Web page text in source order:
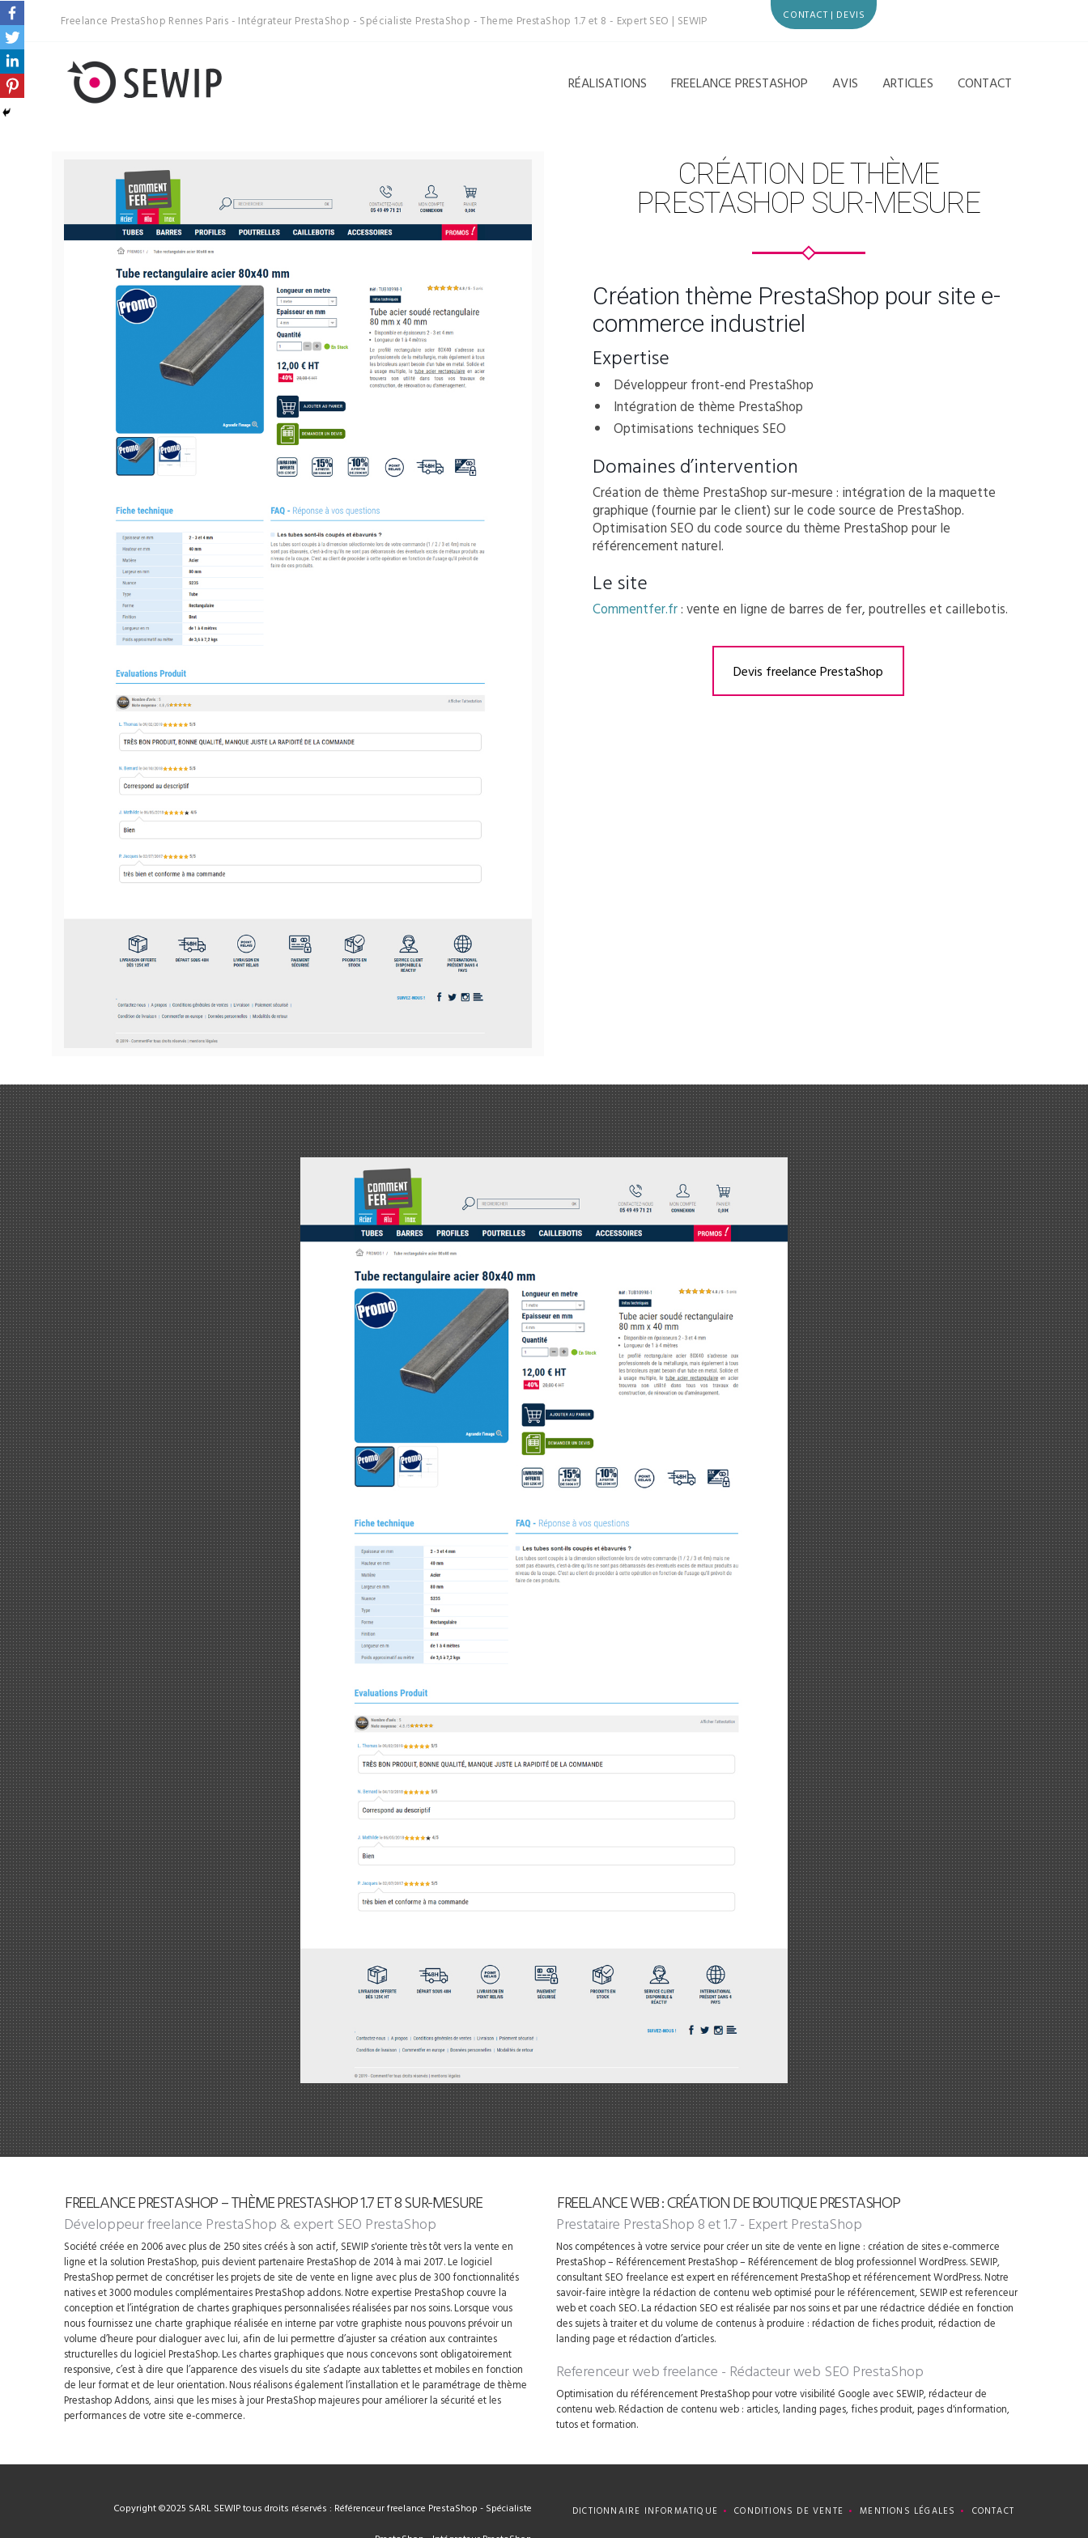
Freelance PrestaShop Rennes Paris - Intégrateur PrestaShop - Spécialiste PrestaShop - Theme PrestaShop 1.7 et 8 - Expert SEO | SEWIP CONTACT | DEVIS
RÉALISATIONS FREELANCE PRESTASHOP AVIS ARTICLES CONTACT
CRÉATION DE THÈME
PRESTASHOP SUR-MESURE
Création thème PrestaShop pour site e-
commerce industriel
Expertise
Développeur front-end PrestaShop
Intégration de thème PrestaShop
Optimisations techniques SEO
Domaines d’intervention
Création de thème PrestaShop sur-mesure : intégration de la maquette
graphique (fournie par le client) sur le code source de PrestaShop.
Optimisation SEO du code source du thème PrestaShop pour le
référencement naturel.
Le site
Commentfer.fr: vente en ligne de barres de fer, poutrelles et caillebotis.
Devis freelance PrestaShop
FREELANCE PRESTASHOP – THÈME PRESTASHOP 1.7 ET 8 SUR-MESURE
Développeur freelance PrestaShop & expert SEO PrestaShop
Société créée en 2006 avec plus de 250 sites créés à son actif, SEWIP s'oriente très tôt vers la vente en
ligne et la solution PrestaShop, puis devient partenaire PrestaShop de 2014 à mai 2017. Le logiciel
PrestaShop permet de concrétiser les projets de site de vente en ligne avec plus de 300 fonctionnalités
natives et 3000 modules complémentaires PrestaShop addons. Notre expertise PrestaShop couvre la
conception et l’intégration de chartes graphiques personnalisées réalisées par nos soins. Lorsque vous
nous fournissez une charte graphique réalisée en interne par votre graphiste nous pouvons prévoir un
volume d’heure pour dialoguer avec lui, afin de lui permettre d’ajuster sa création aux contraintes
structurelles du logiciel PrestaShop. Les chartes graphiques que nous concevons sont obligatoirement
responsive, c’est à dire que l’apparence des visuels du site s’adapte aux tablettes et mobiles en fonction
de leur format et de leur orientation. Nous réalisons également l’installation et le paramétrage de thème
Prestashop Addons, ainsi que les mises à jour PrestaShop majeures pour améliorer la sécurité et les
performances de votre site e-commerce.
FREELANCE WEB : CRÉATION DE BOUTIQUE PRESTASHOP
Prestataire PrestaShop 8 et 1.7 - Expert PrestaShop
Nos compétences à votre service pour créer un site de vente en ligne : création de sites e-commerce
PrestaShop – Référencement PrestaShop – Référencement de blog professionnel WordPress. SEWIP,
consultant SEO freelance est expert en référencement PrestaShop et référencement WordPress. Notre
savoir-faire intègre la rédaction de contenu web optimisé pour le référencement, SEWIP est referenceur
web et coach SEO. La rédaction SEO est réalisée par nos soins et par une rédactrice dédiée en fonction
des sujets à traiter et du volume de contenus à produire : rédaction de fiches produit, rédaction de
landing page et rédaction d’articles.
Referenceur web freelance - Rédacteur web SEO PrestaShop
Optimisation du référencement PrestaShop pour votre visibilité Google avec SEWIP, rédacteur de
contenu web. Rédaction de contenu web : articles, landing pages, fiches produit, pages d'information,
tutos et formation.
Copyright ©2025 SARL SEWIP tous droits réservés : Référenceur freelance PrestaShop - Spécialiste DICTIONNAIRE INFORMATIQUE CONDITIONS DE VENTE MENTIONS LÉGALES CONTACT